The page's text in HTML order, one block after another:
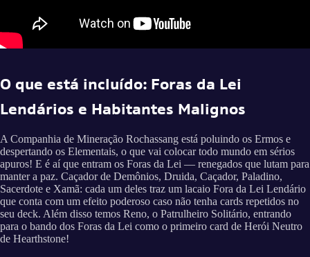
O que está incluído: Foras da Lei
Lendários e Habitantes Malignos
A Companhia de Mineração Rochassang está poluindo os Ermos e
despertando os Elementais, o que vai colocar todo mundo em sérios
apuros! E é aí que entram os Foras da Lei — renegados que lutam para
manter a paz. Caçador de Demônios, Druida, Caçador, Paladino,
Sacerdote e Xamã: cada um deles traz um lacaio Fora da Lei Lendário
que conta com um efeito poderoso caso não tenha cards repetidos no
seu deck. Além disso temos Reno, o Patrulheiro Solitário, entrando
para o bando dos Foras da Lei como o primeiro card de Herói Neutro
de Hearthstone!